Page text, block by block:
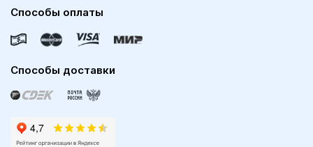
Способы оплаты
Способы доставки